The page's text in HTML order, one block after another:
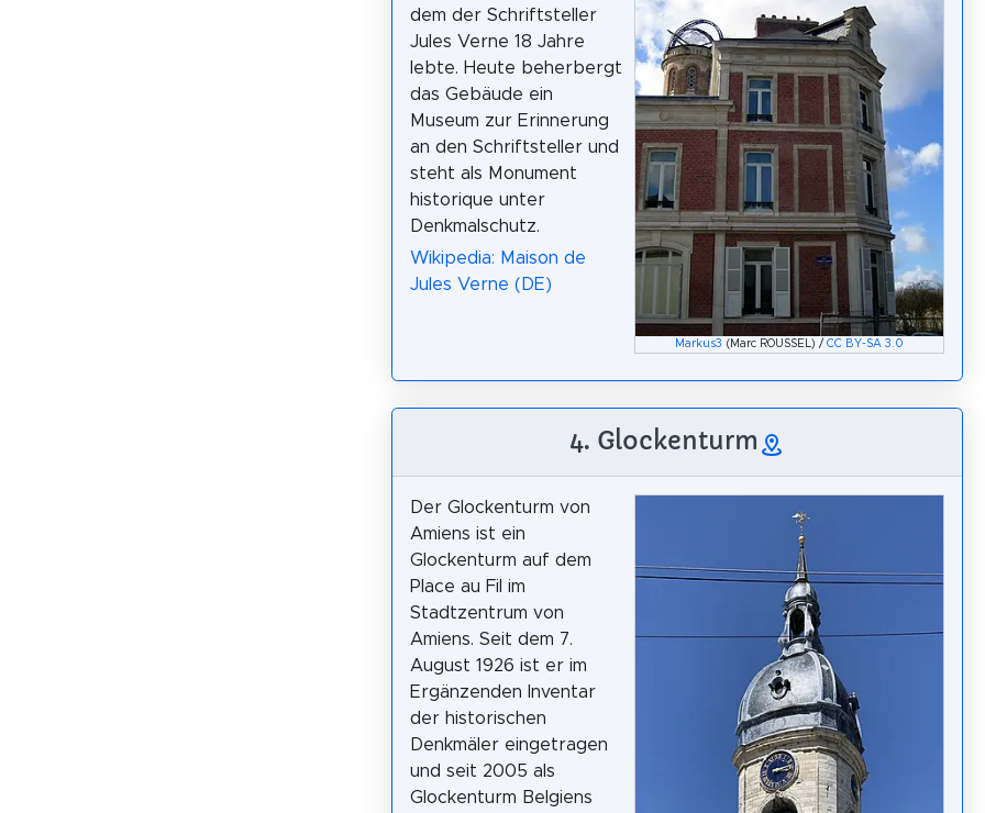
Markus3 (Marc ROUSSEL) /CC BY-SA 3.0
dem der Schriftsteller
Jules Verne 18 Jahre
lebte. Heute beherbergt
das Gebäude ein
Museum zur Erinnerung
an den Schriftsteller und
steht als Monument
historique unter
Denkmalschutz.
Wikipedia: Maison de
Jules Verne (DE)
4. Glockenturm
Der Glockenturm von
Amiens ist ein
Glockenturm auf dem
Place au Fil im
Stadtzentrum von
Amiens. Seit dem 7.
August 1926 ist er im
Ergänzenden Inventar
der historischen
Denkmäler eingetragen
und seit 2005 als
Glockenturm Belgiens